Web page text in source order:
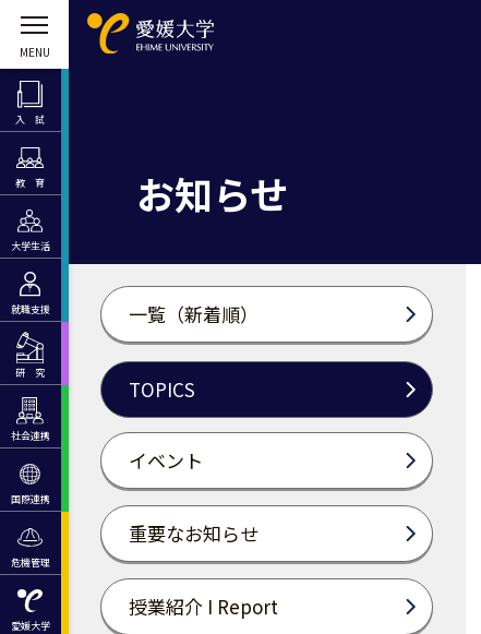
入 試
教 育
大学生活
就職支援
研 究
社会連携
国際連携
危機管理
愛媛大学
お知らせ
一覧（新着順）
TOPICS
イベント
重要なお知らせ
授業紹介 I Report